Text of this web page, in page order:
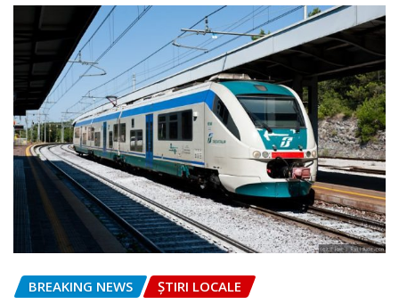
BREAKING NEWS ȘTIRI LOCALE